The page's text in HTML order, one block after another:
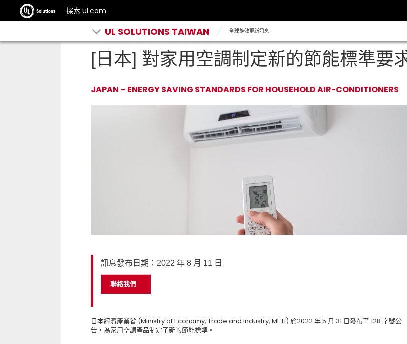
探索 ul.com
UL SOLUTIONS TAIWAN 全球能效更新訊息
[日本] 對家用空調制定新的節能標準要
JAPAN – ENERGY SAVING STANDARDS FOR HOUSEHOLD AIR-CONDITIONERS
訊息發布日期：2022 年 8 月 11 日
聯絡我們
日本經濟產業省 (Ministry of Economy, Trade and Industry, METI) 於2022 年 5 月 31 日發布了 128 字號公
告，為家用空調產品制定了新的節能標準。